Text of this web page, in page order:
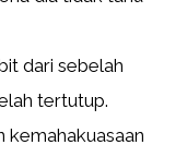
dari sebelah
tertutup.
kemahakuasaan